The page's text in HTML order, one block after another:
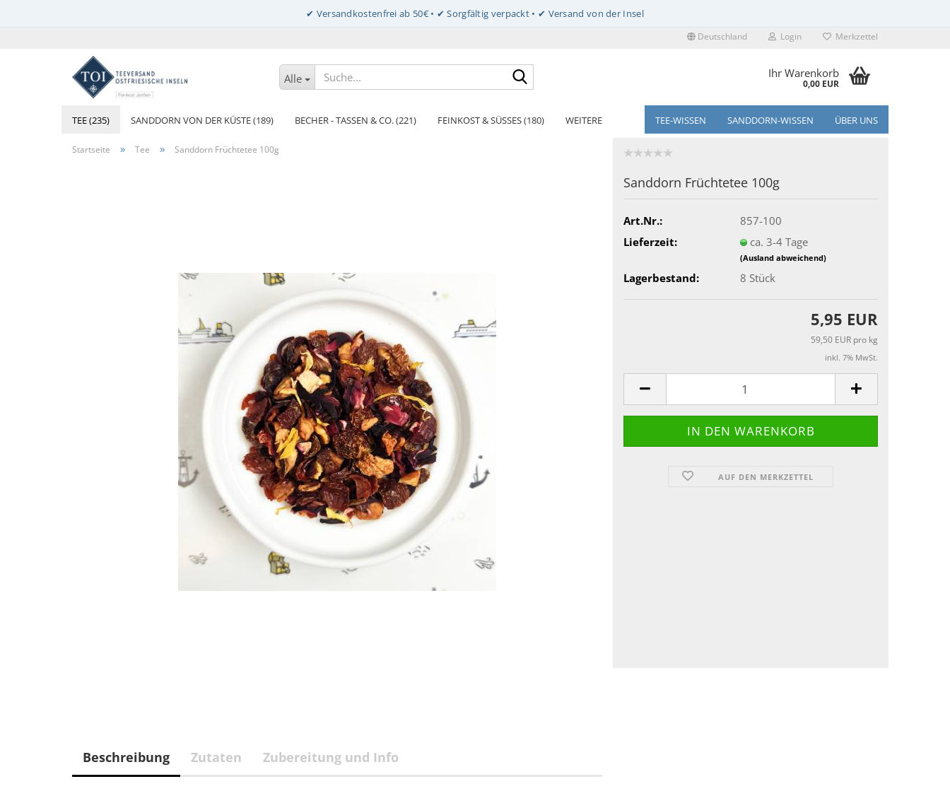
Deutschland Login Merkzettel
Alle Ihr Warenkorb
0,00 EUR
TEE (235) SANDDORN VON DER KÜSTE (189) BECHER - TASSEN & CO. (221) FEINKOST & SÜSSES (180) TEE-WISSEN SANDDORN-WISSEN ÜBER UNS
WEITERE
Startseite » Tee » Sanddorn Früchtetee 100g
Sanddorn Früchtetee 100g
Art.Nr.:
857-100
Lieferzeit:
ca. 3-4 Tage
(Ausland abweichend)
Lagerbestand: 8 Stück
5,95 EUR
59,50 EUR pro kg
inkl. 7% MwSt.
AUF DEN MERKZETTEL
Beschreibung Zutaten Zubereitung und Info